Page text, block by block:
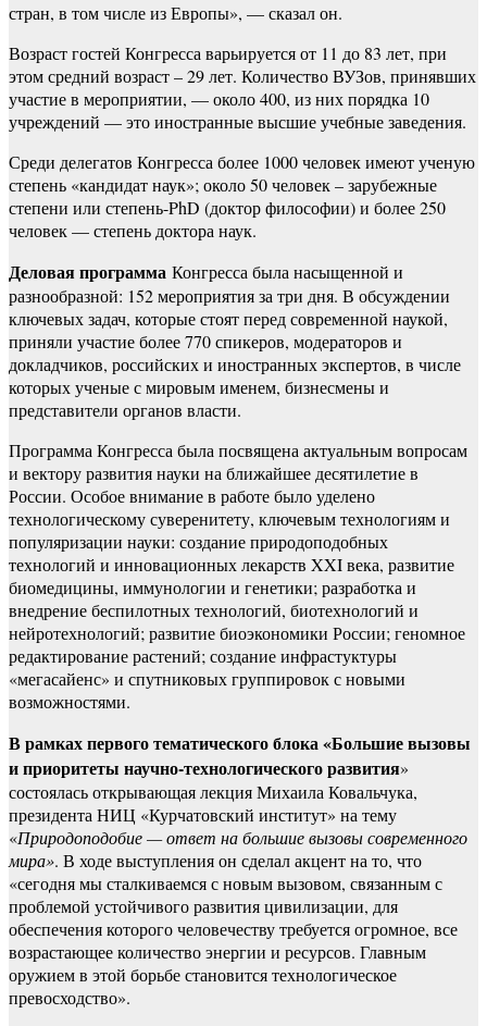
стран, в том числе из Европы», — сказал он.
Возраст гостей Конгресса варьируется от 11 до 83 лет, при
этом средний возраст – 29 лет. Количество ВУЗов, принявших
участие в мероприятии, — около 400, из них порядка 10
учреждений — это иностранные высшие учебные заведения.
Среди делегатов Конгресса более 1000 человек имеют ученую
степень «кандидат наук»; около 50 человек – зарубежные
степени или степень-PhD (доктор философии) и более 250
человек — степень доктора наук.
Деловая программа Конгресса была насыщенной и
разнообразной: 152 мероприятия за три дня. В обсуждении
ключевых задач, которые стоят перед современной наукой,
приняли участие более 770 спикеров, модераторов и
докладчиков, российских и иностранных экспертов, в числе
которых ученые с мировым именем, бизнесмены и
представители органов власти.
Программа Конгресса была посвящена актуальным вопросам
и вектору развития науки на ближайшее десятилетие в
России. Особое внимание в работе было уделено
технологическому суверенитету, ключевым технологиям и
популяризации науки: создание природоподобных
технологий и инновационных лекарств XXI века, развитие
биомедицины, иммунологии и генетики; разработка и
внедрение беспилотных технологий, биотехнологий и
нейротехнологий; развитие биоэкономики России; геномное
редактирование растений; создание инфрастуктуры
«мегасайенс» и спутниковых группировок с новыми
возможностями.
В рамках первого тематического блока «Большие вызовы
и приоритеты научно-технологического развития»
состоялась открывающая лекция Михаила Ковальчука,
президента НИЦ «Курчатовский институт» на тему
«Природоподобие — ответ на большие вызовы современного
мира». В ходе выступления он сделал акцент на то, что
«сегодня мы сталкиваемся с новым вызовом, связанным с
проблемой устойчивого развития цивилизации, для
обеспечения которого человечеству требуется огромное, все
возрастающее количество энергии и ресурсов. Главным
оружием в этой борьбе становится технологическое
превосходство».